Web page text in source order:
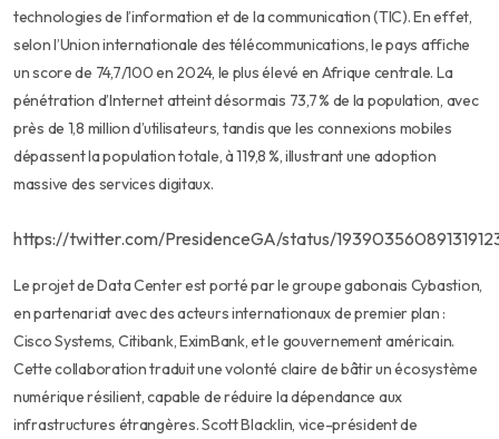
technologies de l’information et de la communication (TIC). En effet,
selon l’Union internationale des télécommunications, le pays affiche
un score de 74,7/100 en 2024, le plus élevé en Afrique centrale. La
pénétration d’Internet atteint désormais 73,7 % de la population, avec
près de 1,8 million d’utilisateurs, tandis que les connexions mobiles
dépassent la population totale, à 119,8 %, illustrant une adoption
massive des services digitaux.
https://twitter.com/PresidenceGA/status/
Le projet de Data Center est porté par le groupe gabonais Cybastion,
en partenariat avec des acteurs internationaux de premier plan :
Cisco Systems, Citibank, EximBank, et le gouvernement américain.
Cette collaboration traduit une volonté claire de bâtir un écosystème
numérique résilient, capable de réduire la dépendance aux
infrastructures étrangères. Scott Blacklin, vice-président de